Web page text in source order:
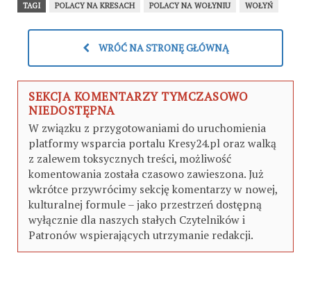
TAGI POLACY NA KRESACH POLACY NA WOŁYNIU WOŁYŃ
WRÓĆ NA STRONĘ GŁÓWNĄ
SEKCJA KOMENTARZY TYMCZASOWO
NIEDOSTĘPNA
W związku z przygotowaniami do uruchomienia
platformy wsparcia portalu Kresy24.pl oraz walką
z zalewem toksycznych treści, możliwość
komentowania została czasowo zawieszona. Już
wkrótce przywrócimy sekcję komentarzy w nowej,
kulturalnej formule – jako przestrzeń dostępną
wyłącznie dla naszych stałych Czytelników i
Patronów wspierających utrzymanie redakcji.